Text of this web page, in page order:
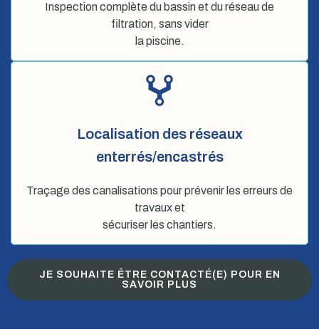
Inspection complète du bassin et du réseau de
filtration, sans vider
la piscine.
Localisation des réseaux
enterrés/encastrés
Traçage des canalisations pour prévenir les erreurs de
travaux et
sécuriser les chantiers.
JE SOUHAITE ÊTRE CONTACTÉ(E) POUR EN
SAVOIR PLUS